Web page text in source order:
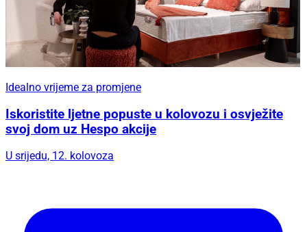
Idealno vrijeme za promjene
Iskoristite ljetne popuste u kolovozu i osvježite
svoj dom uz Hespo akcije
U srijedu, 12. kolovoza